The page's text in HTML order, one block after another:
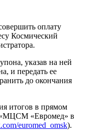
оплату
Космический
указав на ней
и передать ее
до окончания
итогов в прямом
«Евромед» в
euromed_omsk).